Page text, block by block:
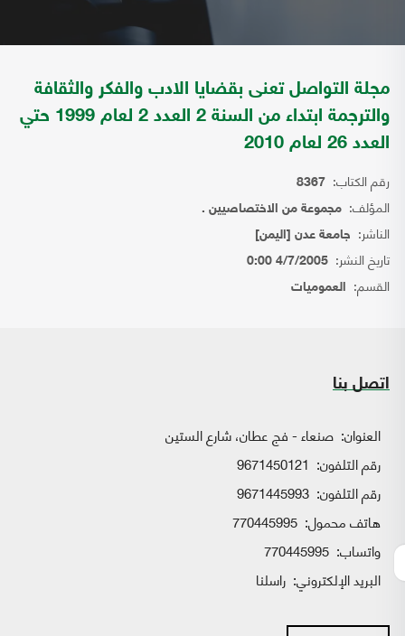
مجلة التواصل تعنى بقضايا الادب والفكر والثقافة
والترجمة ابتداء من السنة 2 العدد 2 لعام 1999 حتي
العدد 26 لعام 2010
رقم الكتاب: 8367
المؤلف: مجموعة من الاختصاصيين .
الناشر: جامعة عدن [اليمن]
تاريخ النشر: 4/7/2005 0:00
القسم: العموميات
اتصل بنا
العنوان: صنعاء - فج عطان، شارع الستين
رقم التلفون: 9671450121
رقم التلفون: 9671445993
هاتف محمول: 770445995
واتساب:
البريد الإلكتروني: راسلنا